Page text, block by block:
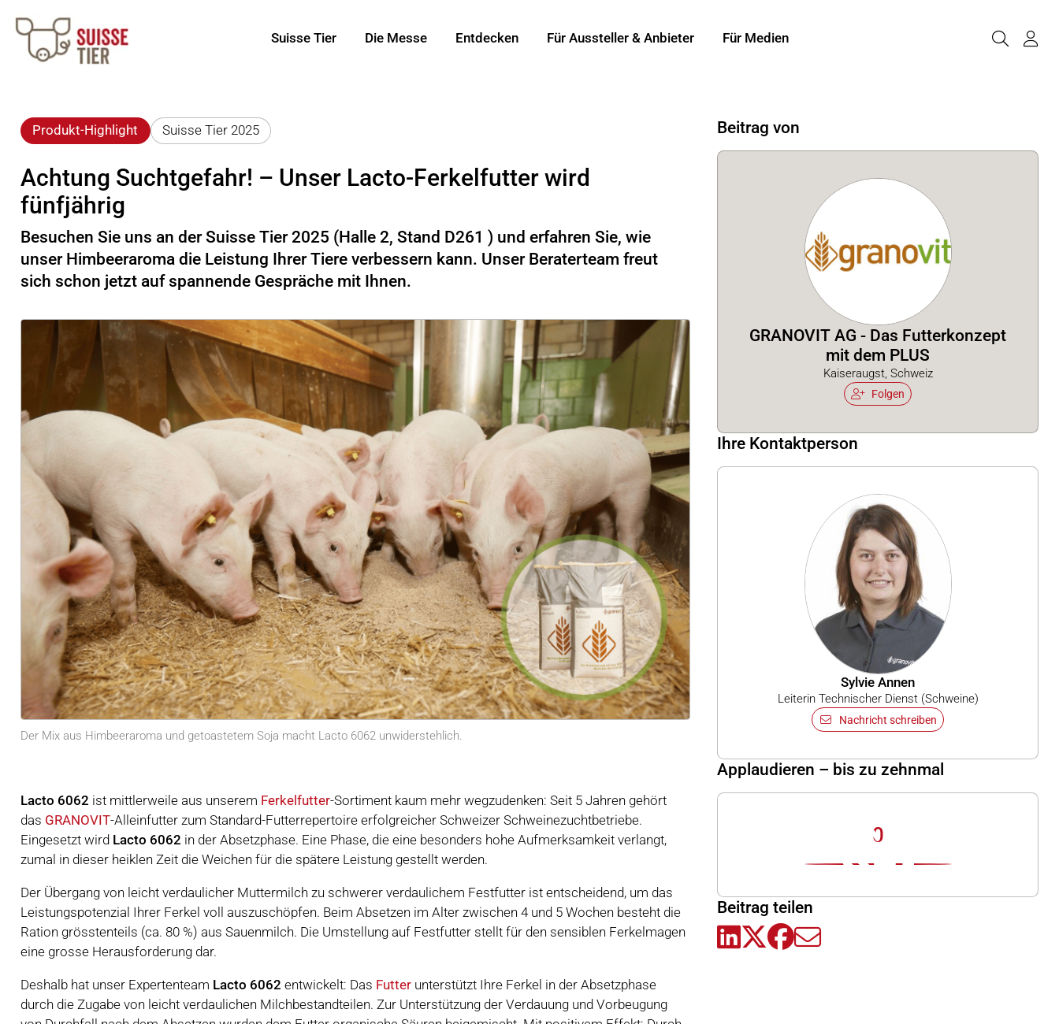
Suisse Tier Die Messe Entdecken Für Aussteller & Anbieter Für Medien
Produkt-Highlight Suisse Tier 2025
Achtung Suchtgefahr! – Unser Lacto-Ferkelfutter wird
fünfjährig
Besuchen Sie uns an der Suisse Tier 2025 (Halle 2, Stand D261 ) und erfahren Sie, wie
unser Himbeeraroma die Leistung Ihrer Tiere verbessern kann. Unser Beraterteam freut
sich schon jetzt auf spannende Gespräche mit Ihnen.
Der Mix aus Himbeeraroma und getoastetem Soja macht Lacto 6062 unwiderstehlich.
Lacto 6062 ist mittlerweile aus unserem Ferkelfutter-Sortiment kaum mehr wegzudenken: Seit 5 Jahren gehört
das GRANOVIT-Alleinfutter zum Standard-Futterrepertoire erfolgreicher Schweizer Schweinezuchtbetriebe.
Eingesetzt wird Lacto 6062 in der Absetzphase. Eine Phase, die eine besonders hohe Aufmerksamkeit verlangt,
zumal in dieser heiklen Zeit die Weichen für die spätere Leistung gestellt werden.
Der Übergang von leicht verdaulicher Muttermilch zu schwerer verdaulichem Festfutter ist entscheidend, um das
Leistungspotenzial Ihrer Ferkel voll auszuschöpfen. Beim Absetzen im Alter zwischen 4 und 5 Wochen besteht die
Ration grösstenteils (ca. 80 %) aus Sauenmilch. Die Umstellung auf Festfutter stellt für den sensiblen Ferkelmagen
eine grosse Herausforderung dar.
Deshalb hat unser Expertenteam Lacto 6062 entwickelt: Das Futter unterstützt Ihre Ferkel in der Absetzphase
durch die Zugabe von leicht verdaulichen Milchbestandteilen. Zur Unterstützung der Verdauung und Vorbeugung
Beitrag von
GRANOVIT AG - Das Futterkonzept
mit dem PLUS
Kaiseraugst, Schweiz
Folgen
Ihre Kontaktperson
Sylvie Annen
Leiterin Technischer Dienst (Schweine)
Nachricht schreiben
Applaudieren – bis zu zehnmal
0
Beitrag teilen